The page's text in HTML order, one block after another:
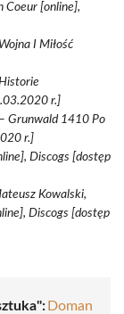
Coeur [online],
I Miłość
r.]
Grunwald 1410 Po
r.]
Discogs [dostęp
Kowalski,
Discogs [dostęp
Doman